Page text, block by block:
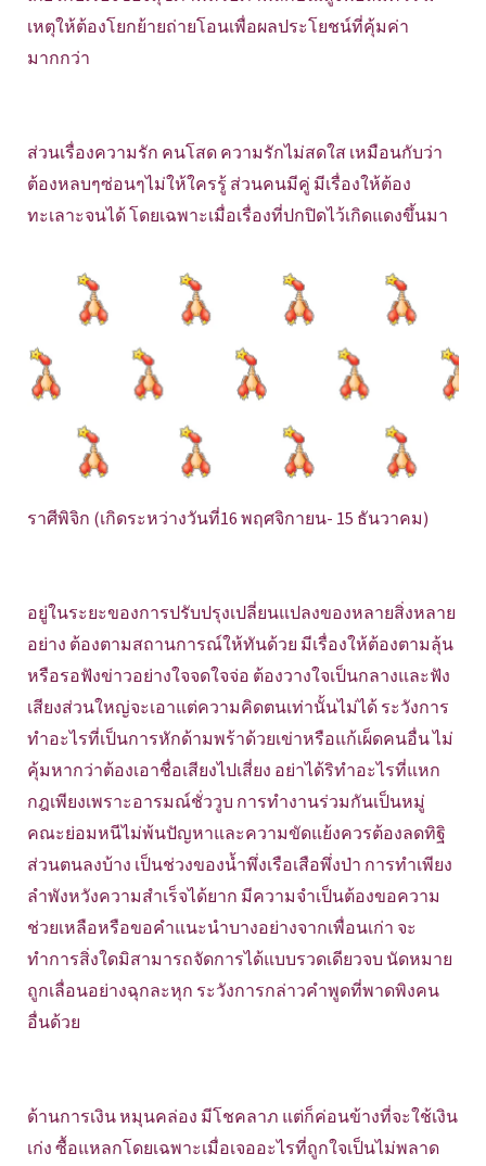
เหตุให้ต้องโยกย้ายถ่ายโอนเพื่อผลประโยชน์ที่คุ้มค่า
มากกว่า
ส่วนเรื่องความรัก คนโสด ความรักไม่สดใส เหมือนกับว่า
ต้องหลบๆซ่อนๆไม่ให้ใครรู้ ส่วนคนมีคู่ มีเรื่องให้ต้อง
ทะเลาะจนได้ โดยเฉพาะเมื่อเรื่องที่ปกปิดไว้เกิดแดงขึ้นมา
ราศีพิจิก (เกิดระหว่างวันที่16 พฤศจิกายน- 15 ธันวาคม)
อยู่ในระยะของการปรับปรุงเปลี่ยนแปลงของหลายสิ่งหลาย
อย่าง ต้องตามสถานการณ์ให้ทันด้วย มีเรื่องให้ต้องตามลุ้น
หรือรอฟังข่าวอย่างใจจดใจจ่อ ต้องวางใจเป็นกลางและฟัง
เสียงส่วนใหญ่จะเอาแต่ความคิดตนเท่านั้นไม่ได้ ระวังการ
ทำอะไรที่เป็นการหักด้ามพร้าด้วยเข่าหรือแก้เผ็ดคนอื่น ไม่
คุ้มหากว่าต้องเอาชื่อเสียงไปเสี่ยง อย่าได้ริทำอะไรที่แหก
กฎเพียงเพราะอารมณ์ชั่ววูบ การทำงานร่วมกันเป็นหมู่
คณะย่อมหนีไม่พ้นปัญหาและความขัดแย้งควรต้องลดทิฐิ
ส่วนตนลงบ้าง เป็นช่วงของน้ำพึ่งเรือเสือพึ่งป่า การทำเพียง
ลำพังหวังความสำเร็จได้ยาก มีความจำเป็นต้องขอความ
ช่วยเหลือหรือขอคำแนะนำบางอย่างจากเพื่อนเก่า จะ
ทำการสิ่งใดมิสามารถจัดการได้แบบรวดเดียวจบ นัดหมาย
ถูกเลื่อนอย่างฉุกละหุก ระวังการกล่าวคำพูดที่พาดพิงคน
อื่นด้วย
ด้านการเงิน หมุนคล่อง มีโชคลาภ แต่ก็ค่อนข้างที่จะใช้เงิน
เก่ง ซื้อแหลกโดยเฉพาะเมื่อเจออะไรที่ถูกใจเป็นไม่พลาด